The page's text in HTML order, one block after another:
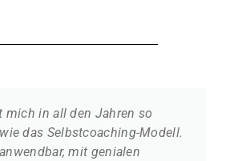
mich in all den Jahren so
das Selbstcoaching-Modell.
mit genialen